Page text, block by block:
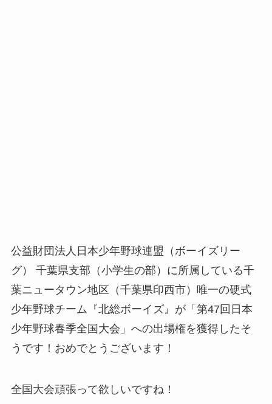
公益財団法人日本少年野球連盟（ボーイズリー
グ） 千葉県支部（小学生の部）に所属している千
葉ニュータウン地区（千葉県印西市）唯一の硬式
少年野球チーム『北総ボーイズ』が「第47回日本
少年野球春季全国大会」への出場権を獲得したそ
うです！おめでとうございます！
全国大会頑張って欲しいですね！